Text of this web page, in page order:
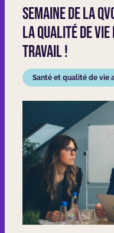
Semaine de la
la Qualité de
Travail !
Santé et qualité de vie